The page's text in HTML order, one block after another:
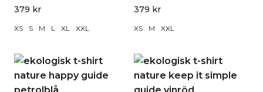
379 kr
XS S M L XL XXL
379 kr
XS M XXL